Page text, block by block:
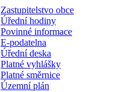
Zastupitelstvo obce
Úřední hodiny
Povinné informace
E-podatelna
Úřední deska
Platné vyhlášky
Platné směrnice
Územní plán